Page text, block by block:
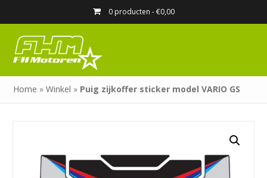
0 producten -€0,00
Home »Winkel » Puig zijkoffer sticker model VARIO GS